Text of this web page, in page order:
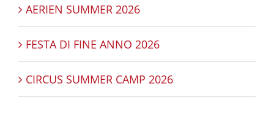
AERIEN SUMMER 2026
FESTA DI FINE ANNO 2026
CIRCUS SUMMER CAMP 2026